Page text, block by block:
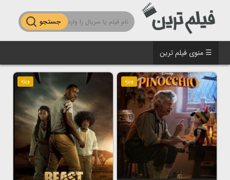
جستجو
☰ منوی فیلم ترین
ویژه ویژه